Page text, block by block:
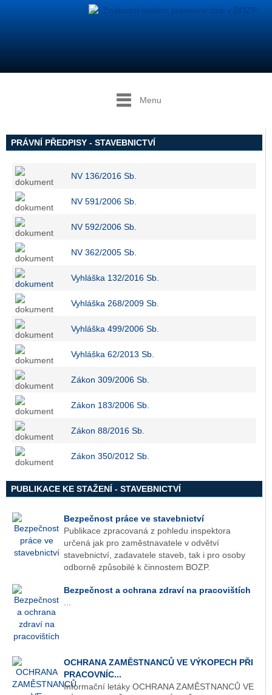
Menu
PRÁVNÍ PŘEDPISY - STAVEBNICTVÍ
NV 136/2016 Sb.
NV 591/2006 Sb.
NV 592/2006 Sb.
NV 362/2005 Sb.
Vyhláška 132/2016 Sb.
Vyhláška 268/2009 Sb.
Vyhláška 499/2006 Sb.
Vyhláška 62/2013 Sb.
Zákon 309/2006 Sb.
Zákon 183/2006 Sb.
Zákon 88/2016 Sb.
Zákon 350/2012 Sb.
PUBLIKACE KE STAŽENÍ - STAVEBNICTVÍ
Bezpečnost práce ve stavebnictví
Publikace zpracovaná z pohledu inspektora
určená jak pro zaměstnavatele v odvětví
stavebnictví, zadavatele staveb, tak i pro osoby
odborně způsobilé k činnostem BOZP.
Bezpečnost a ochrana zdraví na pracovištích
OCHRANA ZAMĚSTNANCŮ VE VÝKOPECH PŘI
PRACOVNÍC...
Informační letáky OCHRANA ZAMĚSTNANCŮ VE